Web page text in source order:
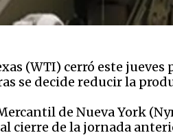
(WTI) cerró este jueves
se decide reducir la
de Nueva York
cierre de la jornada